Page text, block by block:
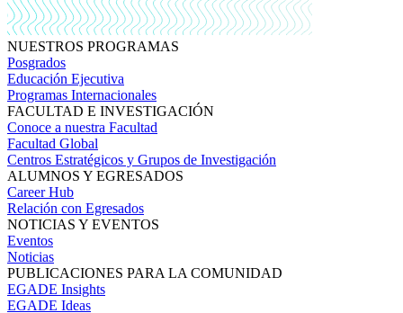
NUESTROS PROGRAMAS
Posgrados
Educación Ejecutiva
Programas Internacionales
FACULTAD E INVESTIGACIÓN
Conoce a nuestra Facultad
Facultad Global
Centros Estratégicos y Grupos de Investigación
ALUMNOS Y EGRESADOS
Career Hub
Relación con Egresados
NOTICIAS Y EVENTOS
Eventos
Noticias
PUBLICACIONES PARA LA COMUNIDAD
EGADE Insights
EGADE Ideas